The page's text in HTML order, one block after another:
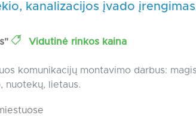
kanalizacijos įvado
Vidutinė rinkos kaina
komunikacijų montavimo darbus:
nuotekų, lietaus.